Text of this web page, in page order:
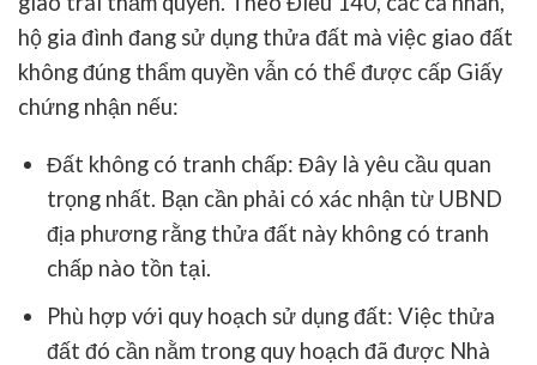
hộ gia đình đang sử dụng thửa đất mà việc giao đất
không đúng thẩm quyền vẫn có thể được cấp Giấy
chứng nhận nếu:
Đất không có tranh chấp: Đây là yêu cầu quan
trọng nhất. Bạn cần phải có xác nhận từ UBND
địa phương rằng thửa đất này không có tranh
chấp nào tồn tại.
Phù hợp với quy hoạch sử dụng đất: Việc thửa
đất đó cần nằm trong quy hoạch đã được Nhà